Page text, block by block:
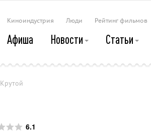
Киноиндустрия Люди Рейтинг фильмов
Афиша Новости Статьи
Крутой
6.1